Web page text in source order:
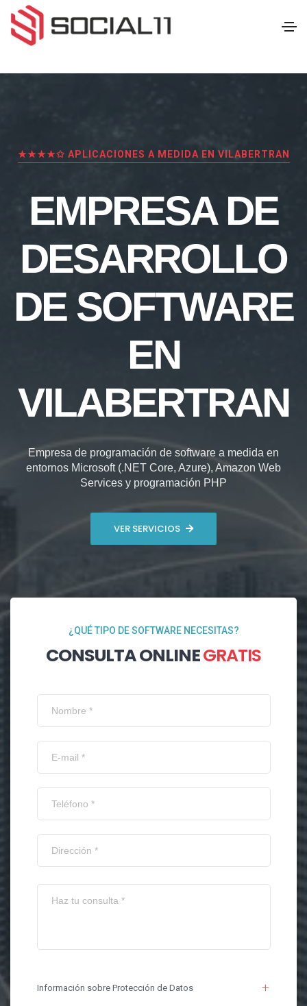
★★★★✩ APLICACIONES A MEDIDA EN VILABERTRAN
EMPRESA DE
DESARROLLO
DE SOFTWARE
EN
VILABERTRAN
Empresa de programación de software a medida en
entornos Microsoft (.NET Core, Azure), Amazon Web
Services y programación PHP
VER SERVICIOS
¿QUÉ TIPO DE SOFTWARE NECESITAS?
CONSULTA ONLINEGRATIS
Información sobre Protección de Datos